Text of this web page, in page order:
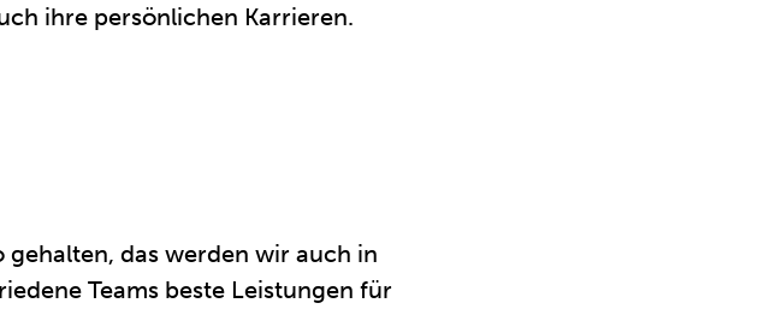
ihre persönlichen Karrieren.
das werden wir auch in
Teams beste Leistungen für